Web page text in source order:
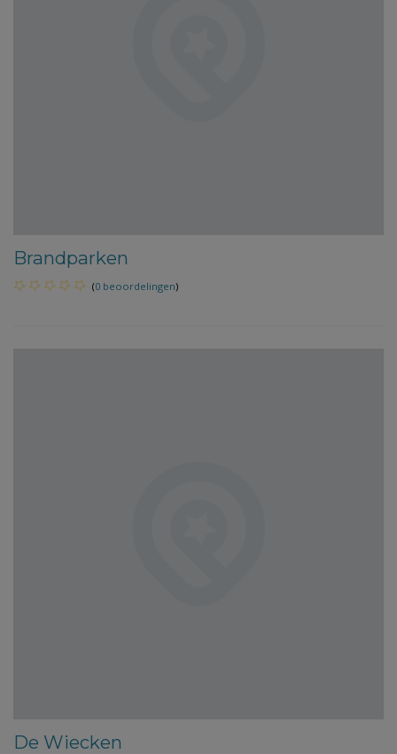
Brandparken
(0 beoordelingen)
De Wiecken